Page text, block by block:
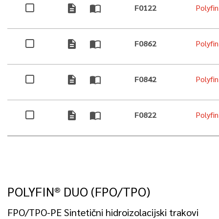
description import_contacts F0122
description import_contacts F0862
description import_contacts F0842
description import_contacts F0822
POLYFIN® DUO (FPO/TPO)
FPO/TPO-PE Sintetični hidroizolacijski trakovi